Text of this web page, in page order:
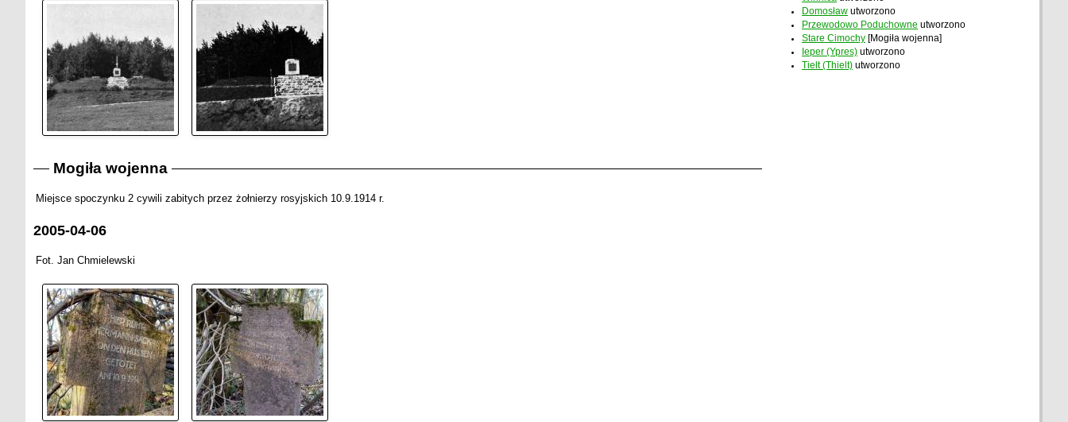
Mogiła wojenna
Miejsce spoczynku 2 cywili zabitych przez żołnierzy rosyjskich 10.9.1914 r.
2005-04-06
Fot. Jan Chmielewski
Domosław utworzono
Przewodowo Poduchowne utworzono
Stare Cimochy [Mogiła wojenna]
Ieper (Ypres) utworzono
Tielt (Thielt) utworzono